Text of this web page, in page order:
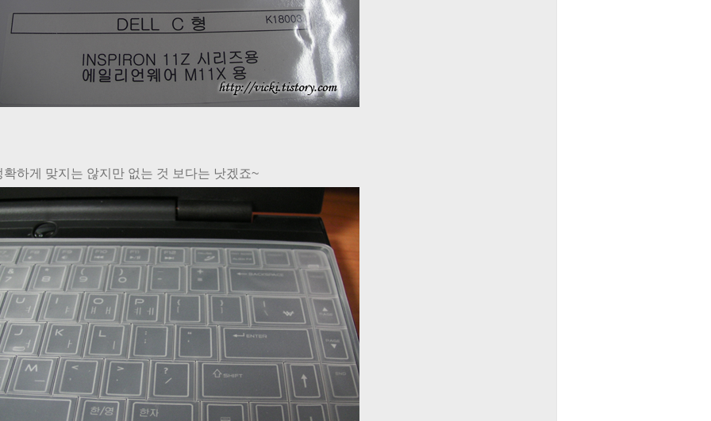
확하게 맞지는 않지만 없는 것 보다는 낫겠죠~